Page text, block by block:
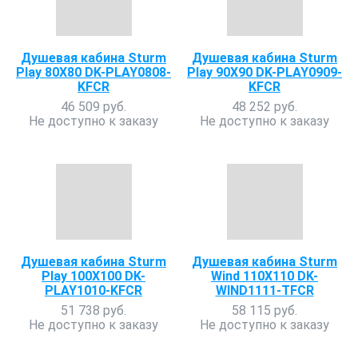
Душевая кабина Sturm
Play 80X80 DK-PLAY0808-
KFCR
46 509 руб.
Не доступно к заказу
Душевая кабина Sturm
Play 90X90 DK-PLAY0909-
KFCR
48 252 руб.
Не доступно к заказу
Душевая кабина Sturm
Play 100X100 DK-
PLAY1010-KFCR
51 738 руб.
Не доступно к заказу
Душевая кабина Sturm
Wind 110X110 DK-
WIND1111-TFCR
58 115 руб.
Не доступно к заказу